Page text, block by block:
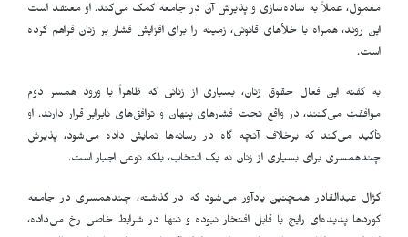
معمول، عملاً به ساده‌سازی و پذیرش آن در جامعه کمک می‌کند. او معتقد است
این روند، همراه با خلأهای قانونی، زمینه را برای افزایش فشار بر زنان فراهم کرده
است.
به گفته این فعال حقوق زنان، بسیاری از زنانی که ظاهراً با ورود همسر دوم
موافقت می‌کنند، در واقع تحت فشارهای پنهان و توافق‌های نابرابر قرار دارند. او
تأکید می‌کند که برخلاف آنچه گاه در رسانه‌ها نمایش داده می‌شود، پذیرش
چندهمسری برای بسیاری از زنان نه یک انتخاب، بلکه نوعی اجبار است.
کژال عبدالقادر همچنین یادآور می‌شود که در گذشته، چندهمسری در جامعه
کوردها پدیده‌ای رایج یا قابل افتخار نبوده و تنها در شرایط خاصی رخ می‌داده،